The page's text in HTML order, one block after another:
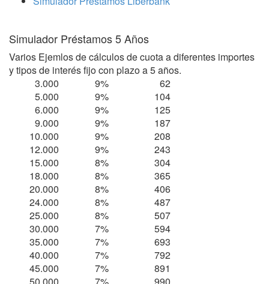
Simulador Préstamos 5 Años
Varios Ejemlos de cálculos de cuota a diferentes importes
y tipos de interés fijo con plazo a 5 años.
3.000
9%
62
5.000
9%
104
6.000
9%
125
9.000
9%
187
10.000
9%
208
12.000
9%
243
15.000
8%
304
18.000
8%
365
20.000
8%
406
24.000
8%
487
25.000
8%
507
30.000
7%
594
35.000
7%
693
40.000
7%
792
45.000
7%
891